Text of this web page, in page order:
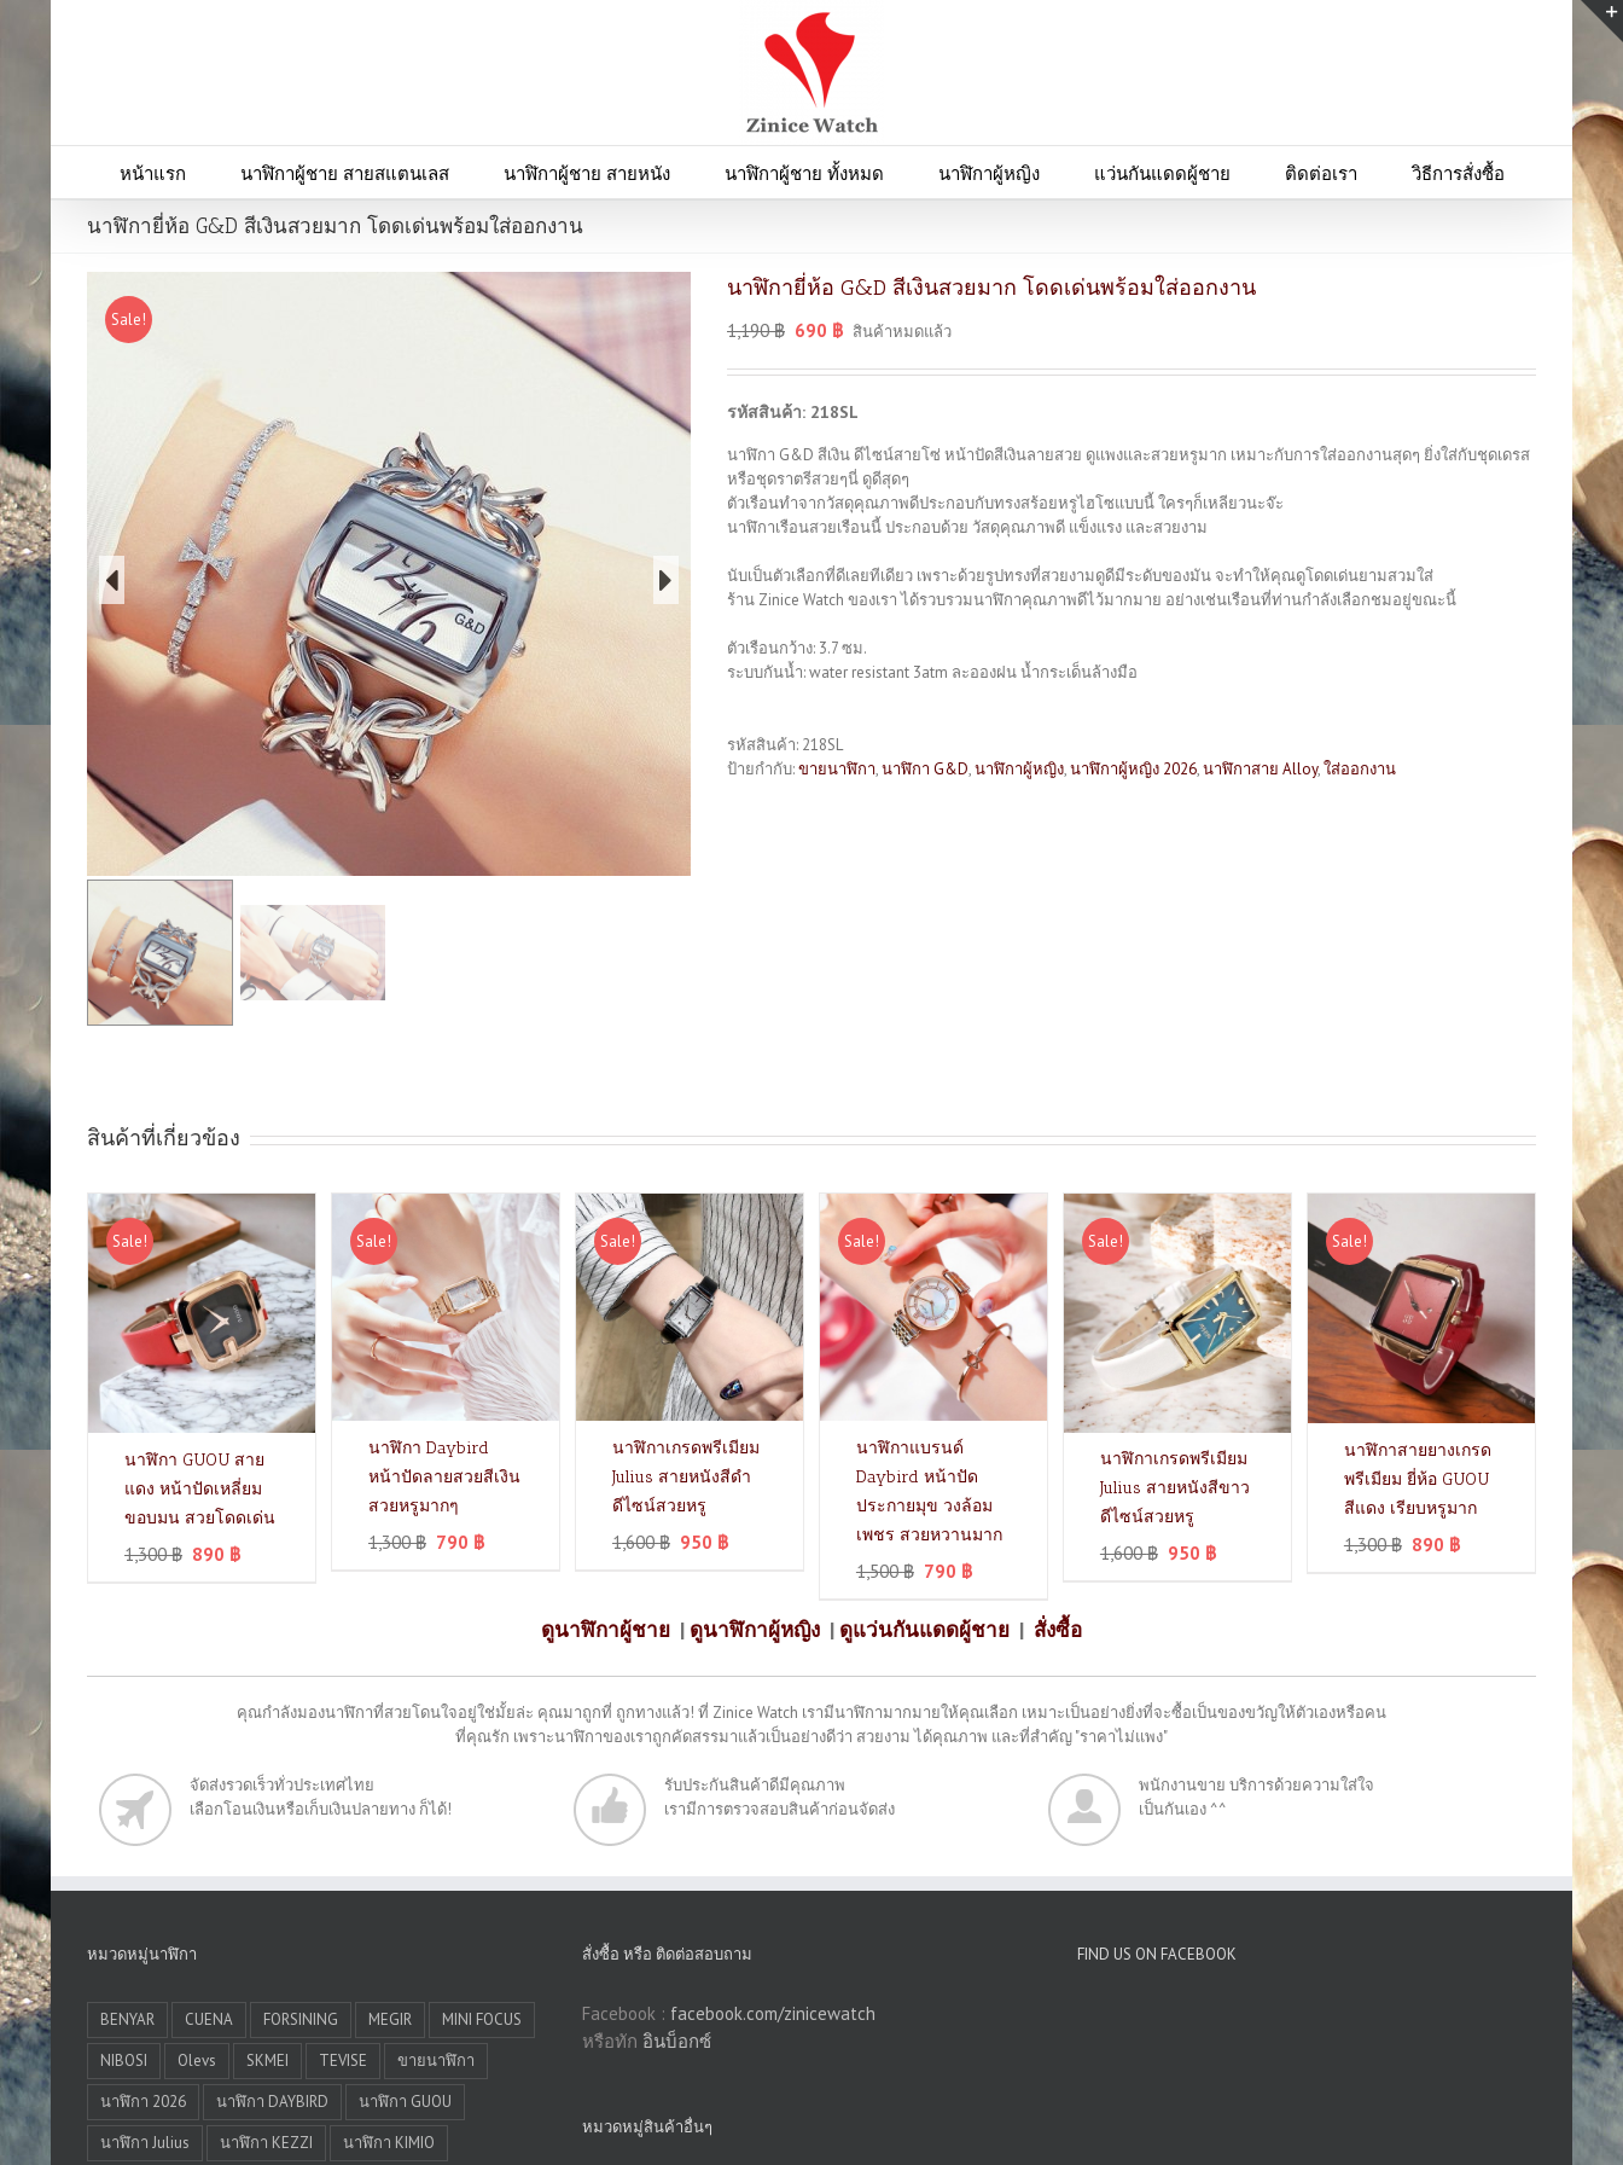
หน้าแรก นาฬิกาผู้ชาย สายสแตนเลส นาฬิกาผู้ชาย สายหนัง นาฬิกาผู้ชาย ทั้งหมด นาฬิกาผู้หญิง แว่นกันแดดผู้ชาย ติดต่อเรา วิธีการสั่งซื้อ
นาฬิกายี่ห้อ G&D สีเงินสวยมาก โดดเด่นพร้อมใส่ออกงาน
Sale!
นาฬิกายี่ห้อ G&D สีเงินสวยมาก โดดเด่นพร้อมใส่ออกงาน
1,190฿ 690 ฿ สินค้าหมดแล้ว
รหัสสินค้า: 218SL
นาฬิกา G&D สีเงิน ดีไซน์สายโซ่ หน้าปัดสีเงินลายสวย ดูแพงและสวยหรูมาก เหมาะกับการใส่ออกงานสุดๆ ยิ่งใส่กับชุดเดรส
หรือชุดราตรีสวยๆนี่ ดูดีสุดๆ
ตัวเรือนทำจากวัสดุคุณภาพดีประกอบกับทรงสร้อยหรูไฮโซแบบนี้ ใครๆก็เหลียวนะจ๊ะ
นาฬิกาเรือนสวยเรือนนี้ ประกอบด้วย วัสดุคุณภาพดี แข็งแรง และสวยงาม
นับเป็นตัวเลือกที่ดีเลยทีเดียว เพราะด้วยรูปทรงที่สวยงามดูดีมีระดับของมัน จะทำให้คุณดูโดดเด่นยามสวมใส่
ร้าน Zinice Watch ของเรา ได้รวบรวมนาฬิกาคุณภาพดีไว้มากมาย อย่างเช่นเรือนที่ท่านกำลังเลือกชมอยู่ขณะนี้
ตัวเรือนกว้าง: 3.7 ซม.
ระบบกันน้ำ: water resistant 3atm ละอองฝน น้ำกระเด็นล้างมือ
รหัสสินค้า: 218SL
ป้ายกำกับ:ขายนาฬิกา,นาฬิกา G&D,นาฬิกาผู้หญิง,นาฬิกาผู้หญิง 2026,นาฬิกาสาย Alloy,ใส่ออกงาน
สินค้าที่เกี่ยวข้อง
Sale!
นาฬิกา GUOU สาย
แดง หน้าปัดเหลี่ยม
ขอบมน สวยโดดเด่น
1,300฿ 890 ฿
Sale!
นาฬิกา Daybird
หน้าปัดลายสวยสีเงิน
สวยหรูมากๆ
1,300฿ 790 ฿
Sale!
นาฬิกาเกรดพรีเมียม
Julius สายหนังสีดำ
ดีไซน์สวยหรู
1,600฿ 950 ฿
Sale!
นาฬิกาแบรนด์
Daybird หน้าปัด
ประกายมุข วงล้อม
เพชร สวยหวานมาก
1,500฿ 790 ฿
Sale!
นาฬิกาเกรดพรีเมียม
Julius สายหนังสีขาว
ดีไซน์สวยหรู
1,600฿ 950 ฿
Sale!
นาฬิกาสายยางเกรด
พรีเมียม ยี่ห้อ GUOU
สีแดง เรียบหรูมาก
1,300฿ 890 ฿
ดูนาฬิกาผู้ชาย | ดูนาฬิกาผู้หญิง | ดูแว่นกันแดดผู้ชาย | สั่งซื้อ
คุณกำลังมองนาฬิกาที่สวยโดนใจอยู่ใช่มั้ยล่ะ คุณมาถูกที่ ถูกทางแล้ว! ที่ Zinice Watch เรามีนาฬิกามากมายให้คุณเลือก เหมาะเป็นอย่างยิ่งที่จะซื้อเป็นของขวัญให้ตัวเองหรือคน
ที่คุณรัก เพราะนาฬิกาของเราถูกคัดสรรมาแล้วเป็นอย่างดีว่า สวยงาม ได้คุณภาพ และที่สำคัญ "ราคาไม่แพง"
จัดส่งรวดเร็วทั่วประเทศไทย
เลือกโอนเงินหรือเก็บเงินปลายทาง ก็ได้!
รับประกันสินค้าดีมีคุณภาพ
เรามีการตรวจสอบสินค้าก่อนจัดส่ง
พนักงานขาย บริการด้วยความใส่ใจ
เป็นกันเอง ^^
หมวดหมู่นาฬิกา
BENYAR CUENA FORSINING MEGIR
MINI FOCUS
NIBOSI
Olevs SKMEI TEVISE
ขายนาฬิกา
นาฬิกา 2026
นาฬิกา DAYBIRD
นาฬิกา GUOU
นาฬิกา Julius
นาฬิกา KEZZI นาฬิกา KIMIO
สั่งซื้อ หรือ ติดต่อสอบถาม
Facebook : facebook.com/zinicewatch
หรือทัก อินบ็อกซ์
หมวดหมู่สินค้าอื่นๆ
FIND US ON FACEBOOK